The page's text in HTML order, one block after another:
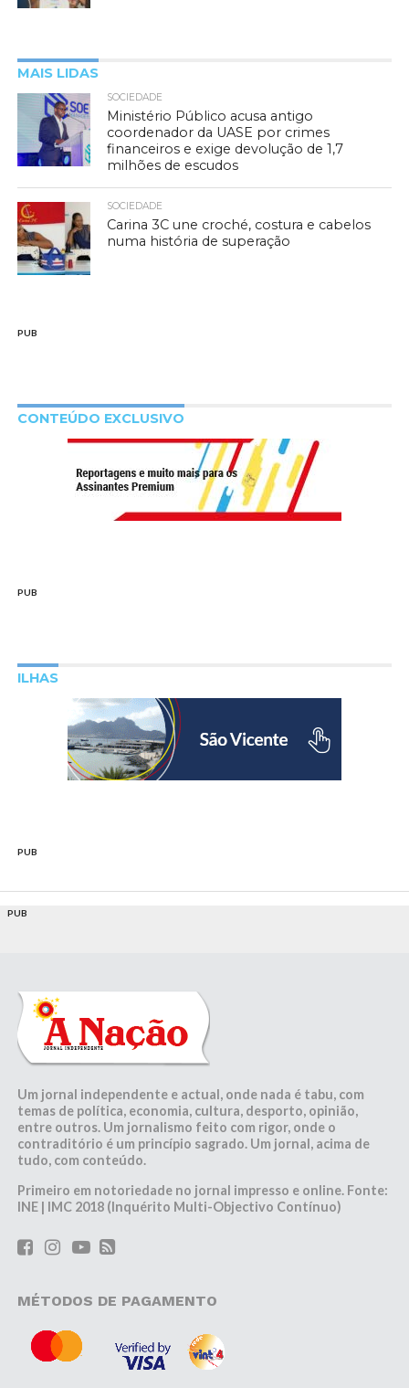
MAIS LIDAS
SOCIEDADE
Ministério Público acusa antigo
coordenador da UASE por crimes
financeiros e exige devolução de 1,7
milhões de escudos
SOCIEDADE
Carina 3C une croché, costura e cabelos
numa história de superação
PUB
CONTEÚDO EXCLUSIVO
PUB
ILHAS
PUB
PUB
Um jornal independente e actual, onde nada é tabu, com
temas de política, economia, cultura, desporto, opinião,
entre outros. Um jornalismo feito com rigor, onde o
contraditório é um princípio sagrado. Um jornal, acima de
tudo, com conteúdo.
Primeiro em notoriedade no jornal impresso e online. Fonte:
INE | IMC 2018 (Inquérito Multi-Objectivo Contínuo)
MÉTODOS DE PAGAMENTO